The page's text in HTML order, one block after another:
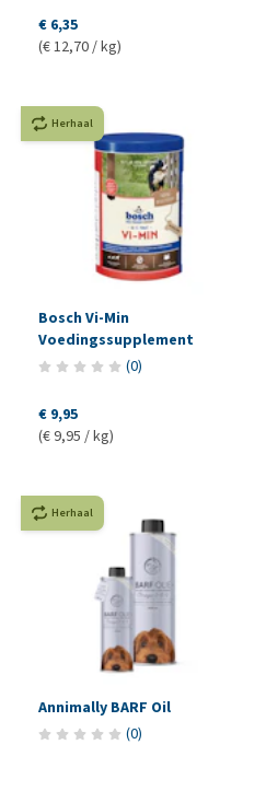
€ 6,35
(€ 12,70 / kg)
Herhaal
Bosch Vi-Min
Voedingssupplement
(0)
€ 9,95
(€ 9,95 / kg)
Herhaal
Annimally BARF Oil
(0)